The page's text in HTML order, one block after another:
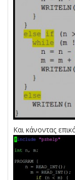
Και κάνοντας